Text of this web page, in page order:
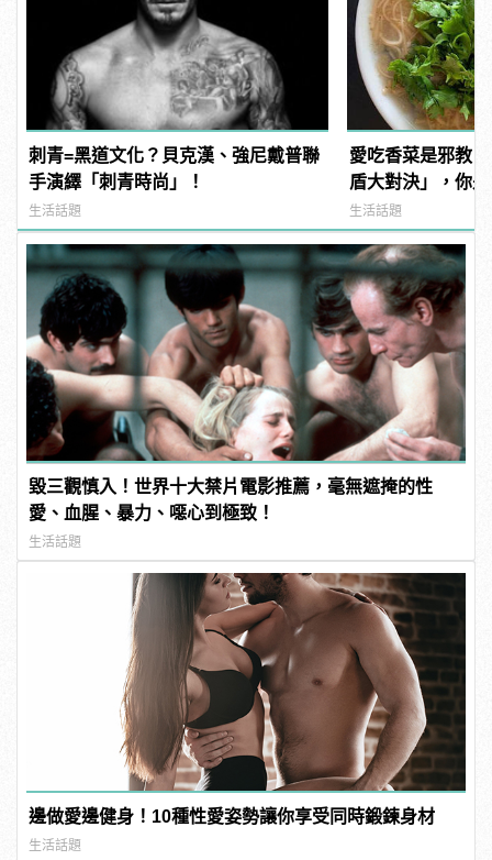
刺青=黑道文化？貝克漢、強尼戴普聯
手演繹「刺青時尚」！
生活話題
愛吃香菜是邪教
盾大對決」，你
生活話題
毀三觀慎入！世界十大禁片電影推薦，毫無遮掩的性
愛、血腥、暴力、噁心到極致！
生活話題
邊做愛邊健身！10種性愛姿勢讓你享受同時鍛鍊身材
生活話題